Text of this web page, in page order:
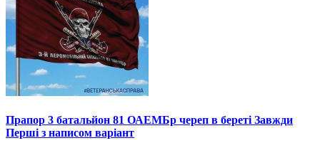
Прапор 3 батальйон 81 ОАЕМБр череп в береті Завжди
Перші з написом варіант